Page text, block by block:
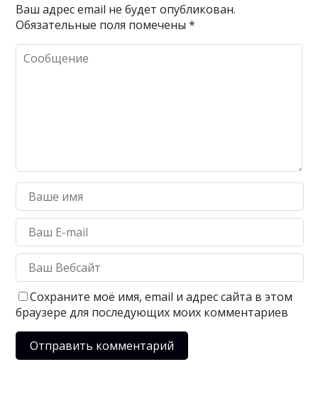
Ваш адрес email не будет опубликован.
Обязательные поля помечены*
Сохраните моё имя, email и адрес сайта в этом
браузере для последующих моих комментариев